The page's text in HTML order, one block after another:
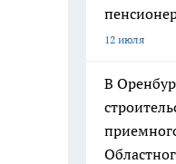
12 июля
В